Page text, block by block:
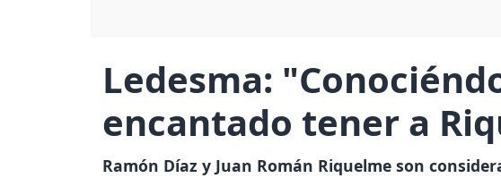
Ledesma:
encantado tener a
Ramón Díaz y Juan Román Riquelme son